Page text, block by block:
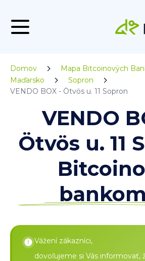
Domov
Mapa Bitcoinových
Maďarsko
Sopron
VENDO BOX - Ötvös u. 11 Sopron
VENDO
Ötvös u. 11
Vážení zákazníci,
dovoľujeme si Vás informovať,